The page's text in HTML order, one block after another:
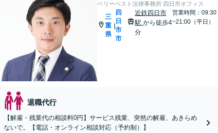
ベリーベスト法律事務所 四日市オフィス
三
重
県
|
四
日
市
市
近鉄四日市
駅 から徒歩4
分
営業時間：09:30
~21:00（平日）
退職代行
【解雇・残業代の相談料0円】サービス残業、突然の解雇、あきらめ
ないで。【電話・オンライン相談対応（予約制）】